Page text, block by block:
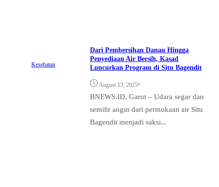
Kesehatan
Dari Pembersihan Danau Hingga
Penyediaan Air Bersih, Kasad
Luncurkan Program di Situ Bagendit
August 13, 2025•
BNEWS.ID, Garut – Udara segar dan
semilir angin dari permukaan air Situ
Bagendit menjadi saksi...